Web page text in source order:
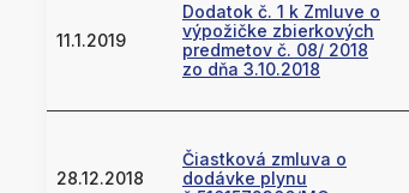
11.1.2019
Dodatok č. 1 k Zmluve o
výpožičke zbierkových
predmetov č. 08/ 2018
zo dňa 3.10.2018
28.12.2018
Čiastková zmluva o
dodávke plynu